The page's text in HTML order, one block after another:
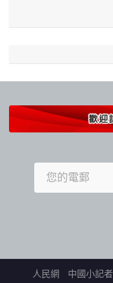
人民網 中國小記者